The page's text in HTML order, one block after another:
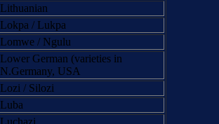
Lithuanian
Lokpa / Lukpa
Lomwe / Ngulu
Lower German (varieties in
N.Germany, USA
Lozi / Silozi
Luba